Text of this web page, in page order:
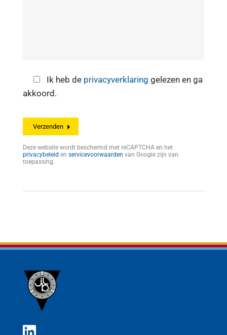
Ik heb de privacyverklaring gelezen en ga
akkoord.
Deze website wordt beschermd met reCAPTCHA en het
privacybeleid en servicevoorwaarden van Google zijn van
toepassing.